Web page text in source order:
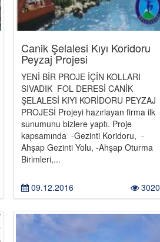
Canik Şelalesi Kıyı Koridoru
Peyzaj Projesi
YENİ BİR PROJE İÇİN KOLLARI
SIVADIK FOL DERESİ CANİK
ŞELALESİ KIYI KORİDORU PEYZAJ
PROJESİ Projeyi hazırlayan firma ilk
sunumunu bizlere yaptı. Proje
kapsamında -Gezinti Koridoru, -
Ahşap Gezinti Yolu, -Ahşap Oturma
Birimleri,...
09.12.2016 3020